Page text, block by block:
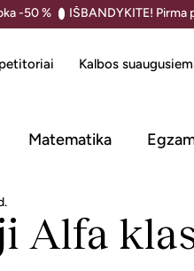
Kalbos
Matematika
Alfa